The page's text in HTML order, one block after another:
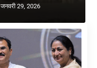
जनवरी 29, 2026